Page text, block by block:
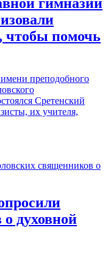
чтобы помочь
преподобного
Сретенский
их учителя,
духовной